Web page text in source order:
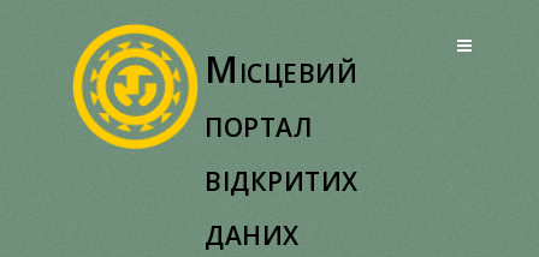
Місцевий
портал
відкритих
даних